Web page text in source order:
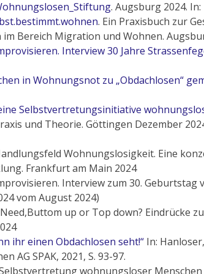
. Augsburg 2024.
. Ein Praxisbuch zur
Bereich Migration und Wohnen.
Interview 30 Jahre
in Wohnungsnot zu „Obdachlosen“
Selbstvertretungsinitiative
und Theorie. Göttingen Dezember
Wohnungslosigkeit. Eine
Frankfurt am Main 2024
Interview zum 30. Geburtstag
vom August 2024)
up or Top down? Eindrücke
ihr einen Obdachlosen seht!“ In:
AG SPAK, 2021, S. 93-97.
wohnungsloser Menschen